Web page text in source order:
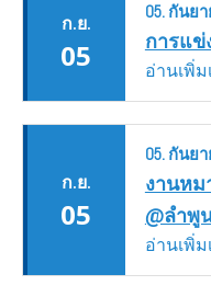
ก.ย.
05
05. กันย
การแข่ง
อ่านเพิ่ม
ก.ย.
05
05. กันย
งานหม
@ลำพู
อ่านเพิ่ม